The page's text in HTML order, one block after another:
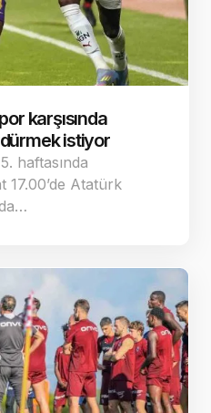
karşısında
istiyor
haftasında
17.00’de Atatürk